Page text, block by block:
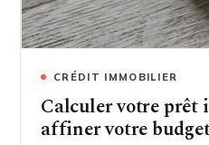
CRÉDIT IMMOBILIER
Calculer votre
affiner votre